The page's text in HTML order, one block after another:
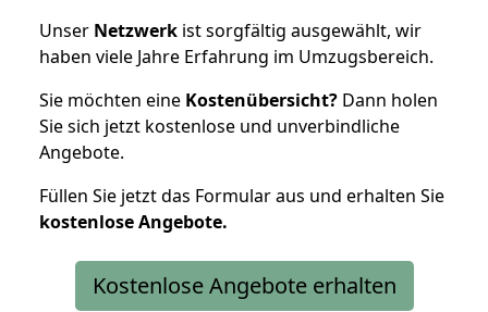
Unser Netzwerk ist sorgfältig ausgewählt, wir
haben viele Jahre Erfahrung im Umzugsbereich.
Sie möchten eine Kostenübersicht? Dann holen
Sie sich jetzt kostenlose und unverbindliche
Angebote.
Füllen Sie jetzt das Formular aus und erhalten Sie
kostenloseAngebote.
Kostenlose Angebote erhalten